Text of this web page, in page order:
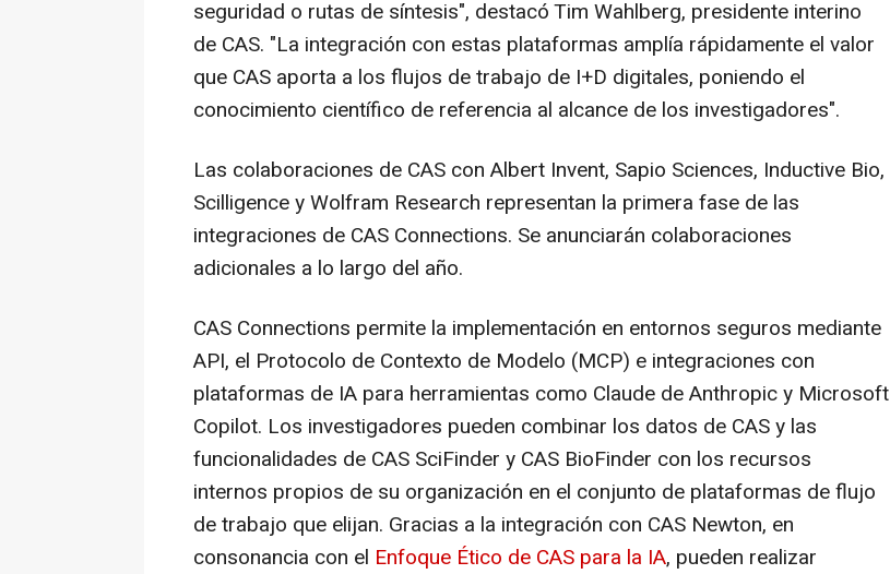
seguridad o rutas de síntesis", destacó Tim Wahlberg, presidente interino
de CAS. "La integración con estas plataformas amplía rápidamente el valor
que CAS aporta a los flujos de trabajo de I+D digitales, poniendo el
conocimiento científico de referencia al alcance de los investigadores".
Las colaboraciones de CAS con Albert Invent, Sapio Sciences, Inductive Bio,
Scilligence y Wolfram Research representan la primera fase de las
integraciones de CAS Connections. Se anunciarán colaboraciones
adicionales a lo largo del año.
CAS Connections permite la implementación en entornos seguros mediante
API, el Protocolo de Contexto de Modelo (MCP) e integraciones con
plataformas de IA para herramientas como Claude de Anthropic y Microsoft
Copilot. Los investigadores pueden combinar los datos de CAS y las
funcionalidades de CAS SciFinder y CAS BioFinder con los recursos
internos propios de su organización en el conjunto de plataformas de flujo
de trabajo que elijan. Gracias a la integración con CAS Newton, en
consonancia con el Enfoque Ético de CAS para la IA, pueden realizar